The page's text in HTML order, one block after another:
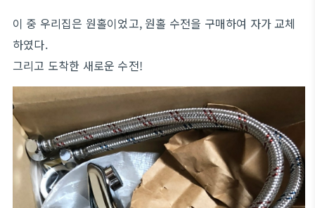
이 중 우리집은 원홀이었고, 원홀 수전을 구매하여 자가 교체
하였다.
그리고 도착한 새로운 수전!